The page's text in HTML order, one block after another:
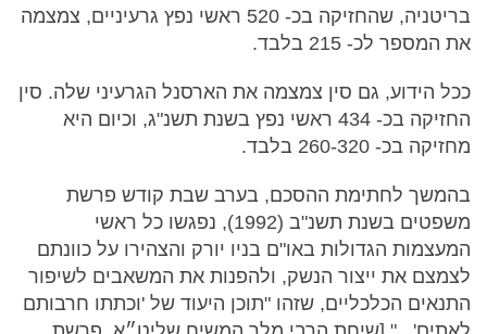
בריטניה, שהחזיקה בכ- 520 ראשי נפץ גרעיניים, צמצמה
את המספר לכ- 215 בלבד.
ככל הידוע, גם סין צמצמה את הארסנל הגרעיני שלה. סין
החזיקה בכ- 434 ראשי נפץ בשנת תשנ"ג, וכיום היא
מחזיקה בכ- 260-320 בלבד.
בהמשך לחתימת ההסכם, בערב שבת קודש פרשת
משפטים בשנת תשנ"ב (1992), נפגשו כל ראשי
המעצמות הגדולות באו"ם בניו יורק והצהירו על כוונתם
לצמצם את ייצור הנשק, ולהפנות את המשאבים לשיפור
התנאים הכלכליים, שזהו "תוכן היעוד של 'וכתתו חרבותם